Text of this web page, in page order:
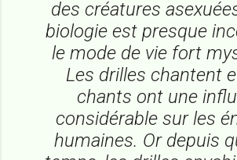
des créatures
biologie est presque
le mode de vie fort
Les drilles chantent
chants ont une
considérable sur les
humaines. Or depuis